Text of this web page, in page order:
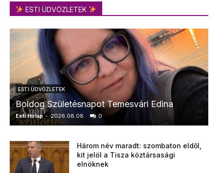
ESTI ÜDVÖZLETEK
ESTI ÜDVÖZLETEK
Boldog Születésnapot Temesvári Edina
Esti Hírlap - 2026.08.08. 0
Három név maradt: szombaton eldől,
kit jelöl a Tisza köztársasági
elnöknek